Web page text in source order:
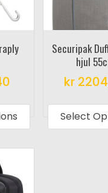
product
has
multiple
Securipak
hjul
kr
Select